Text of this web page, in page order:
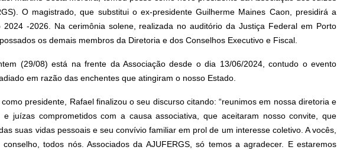
O magistrado, que substitui o ex-presidente Guilherme Maines Caon, presidirá a
-2026. Na cerimônia solene, realizada no auditório da Justiça Federal em Porto
os demais membros da Diretoria e dos Conselhos Executivo e Fiscal.
(29/08) está na frente da Associação desde o dia 13/06/2024, contudo o evento
em razão das enchentes que atingiram o nosso Estado.
presidente, Rafael finalizou o seu discurso citando: “reunimos em nossa diretoria e
e juízas comprometidos com a causa associativa, que aceitaram nosso convite, que
suas vidas pessoais e seu convívio familiar em prol de um interesse coletivo. A vocês,
todos nós. Associados da AJUFERGS, só temos a agradecer. E estaremos